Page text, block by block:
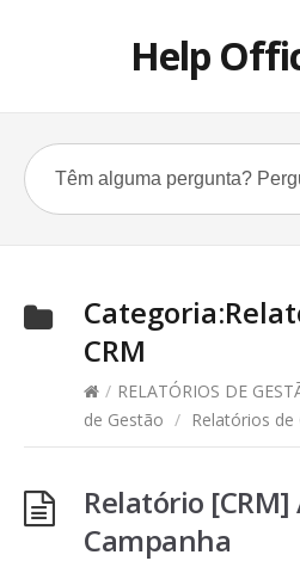
Help
Categoria:
CRM
/ RELATÓRIOS DE
de Gestão / Relatórios de
Relatório
Campanha